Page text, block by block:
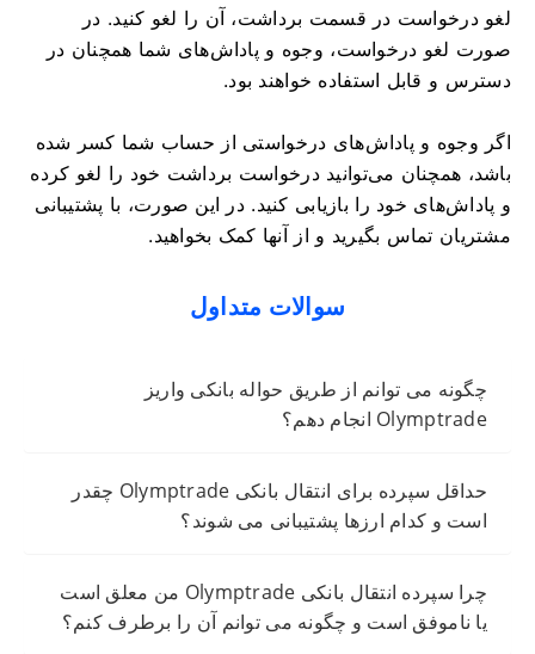
لغو درخواست در قسمت برداشت، آن را لغو کنید. در
صورت لغو درخواست، وجوه و پاداش‌های شما همچنان در
دسترس و قابل استفاده خواهند بود.
اگر وجوه و پاداش‌های درخواستی از حساب شما کسر شده
باشد، همچنان می‌توانید درخواست برداشت خود را لغو کرده
و پاداش‌های خود را بازیابی کنید. در این صورت، با پشتیبانی
مشتریان تماس بگیرید و از آنها کمک بخواهید.
سوالات متداول
چگونه می توانم از طریق حواله بانکی واریز
Olymptrade انجام دهم؟
حداقل سپرده برای انتقال بانکی Olymptrade چقدر
است و کدام ارزها پشتیبانی می شوند؟
چرا سپرده انتقال بانکی Olymptrade من معلق است
یا ناموفق است و چگونه می توانم آن را برطرف کنم؟